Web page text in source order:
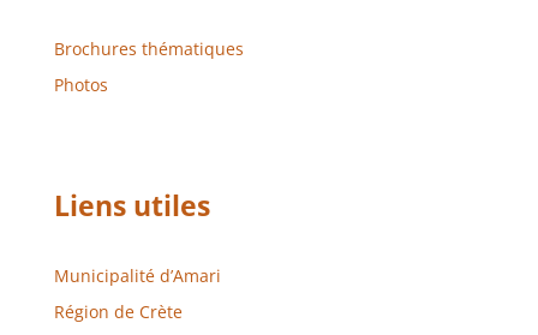
Brochures thématiques
Photos
Liens utiles
Municipalité d’Amari
Région de Crète